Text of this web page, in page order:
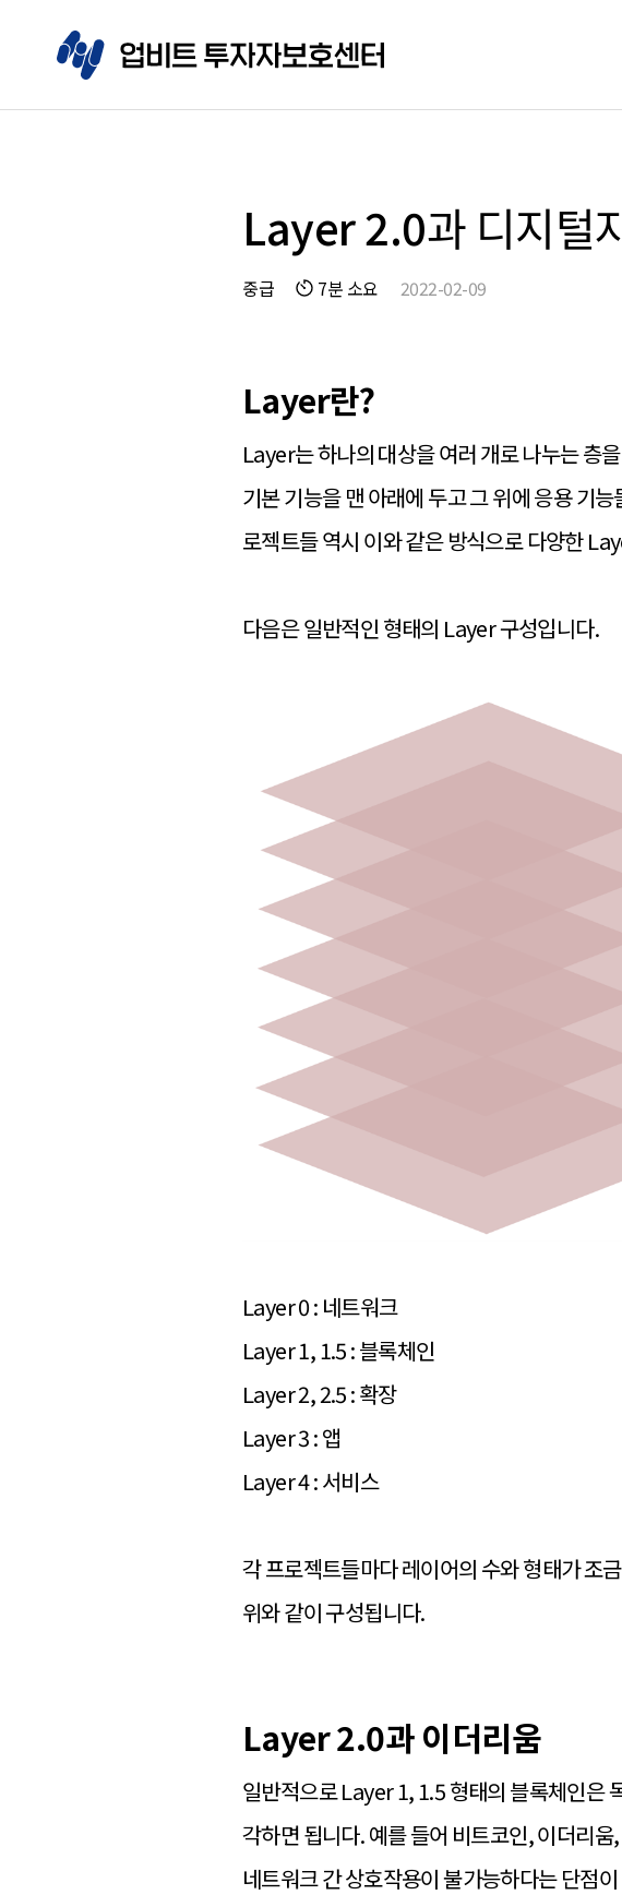
Layer 2.0과
중급 7분 소요 2022-02-09
Layer란?
Layer는 하나의 대상을 여러 개로 나누는 층
기본 기능을 맨 아래에 두고 그 위에 응용 기
로젝트들 역시 이와 같은 방식으로 다양한
다음은 일반적인 형태의 Layer 구성입니다.
Layer 0 : 네트워크
Layer 1, 1.5 : 블록체인
Layer 2, 2.5 : 확장
Layer 3 : 앱
Layer 4 : 서비스
각 프로젝트들마다 레이어의 수와 형태가 조
위와 같이 구성됩니다.
Layer 2.0과 이더리움
일반적으로 Layer 1, 1.5 형태의 블록체인은
각하면 됩니다. 예를 들어 비트코인, 이더리
네트워크 간 상호작용이 불가능하다는 단점